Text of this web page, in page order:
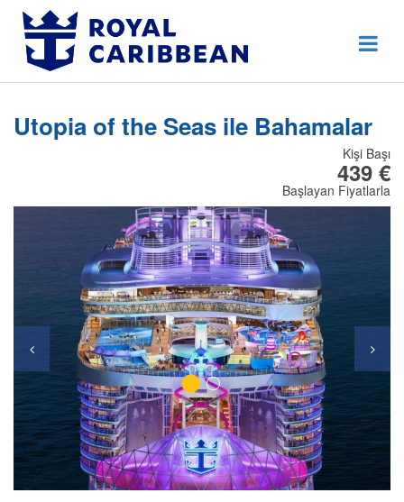
Anasayfa
Kurumsal Geziler
Blog
Online Check In
Giriş Yap
Destek Hattı 444 80 92
Utopia of the Seas ile Bahamalar
Kişi Başı
439 €
Başlayan Fiyatlarla